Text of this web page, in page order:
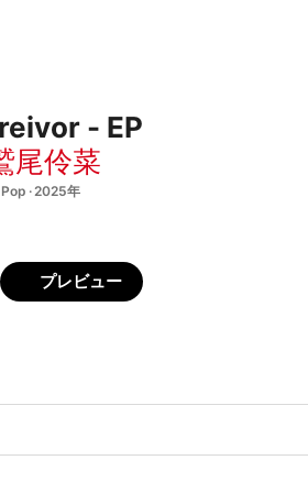
- EP
尾伶菜
· 2025年
プレビュー